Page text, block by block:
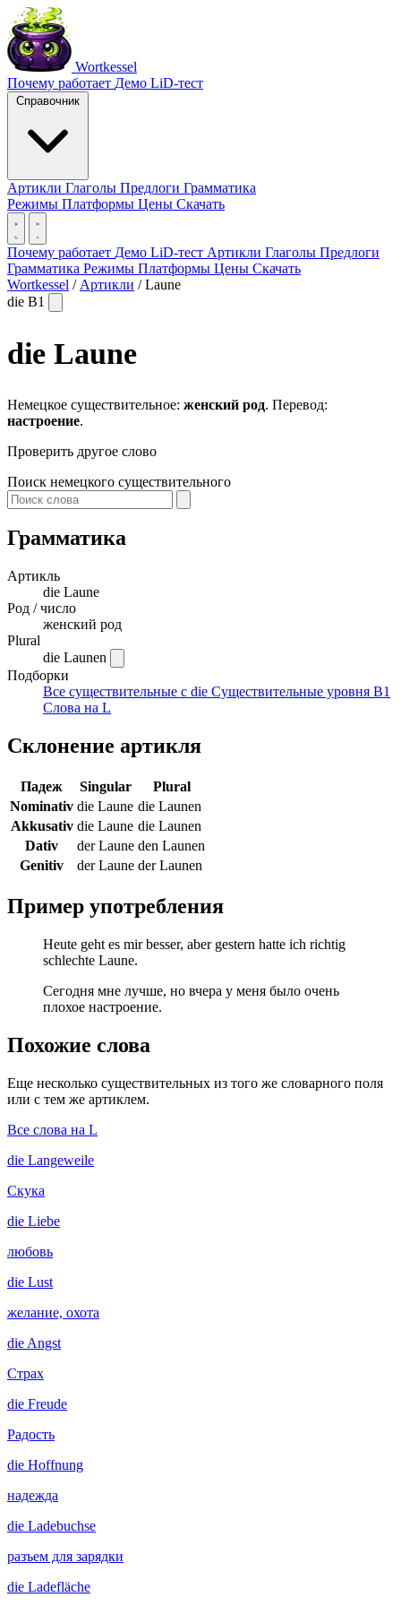
Wortkessel
Почему работает Демо LiD-тест
Справочник
Артикли Глаголы Предлоги Грамматика
Режимы Платформы Цены Скачать
Почему работает Демо LiD-тест Артикли Глаголы Предлоги
Грамматика Режимы Платформы Цены Скачать
Wortkessel / Артикли / Laune
die B1
die Laune
Немецкое существительное: женский род. Перевод:
настроение.
Проверить другое слово
Поиск немецкого существительного
Грамматика
Артикль
die Laune
Род / число
женский род
Plural
die Launen
Подборки
Все существительные с die Существительные уровня B1
Слова на L
Склонение артикля
Падеж Singular
Plural
Nominativ die Laune die Launen
Akkusativ die Laune die Launen
Dativ
der Laune den Launen
Genitiv
der Laune der Launen
Пример употребления
Heute geht es mir besser, aber gestern hatte ich richtig
schlechte Laune.
Сегодня мне лучше, но вчера у меня было очень
плохое настроение.
Похожие слова
Еще несколько существительных из того же словарного поля
или с тем же артиклем.
Все слова на L
die Langeweile
Скука
die Liebe
любовь
die Lust
желание, охота
die Angst
Страх
die Freude
Радость
die Hoffnung
надежда
die Ladebuchse
разъем для зарядки
die Ladefläche